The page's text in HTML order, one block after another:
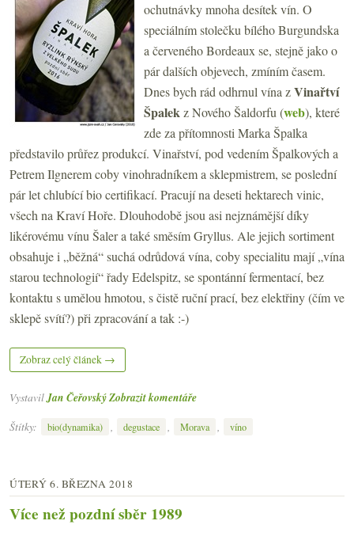
ochutnávky mnoha desítek vín. O
speciálním stolečku bílého Burgundska
a červeného Bordeaux se, stejně jako o
pár dalších objevech, zmíním časem.
Dnes bych rád odhrnul vína zVinařtví
Špalekz Nového Šaldorfu (web), které
zde za přítomnosti Marka Špalka
představilo průřez produkcí. Vinařství, pod vedením Špalkových a
Petrem Ilgnerem coby vinohradníkem a sklepmistrem, se poslední
pár let chlubící bio certifikací. Pracují na deseti hektarech vinic,
všech na Kraví Hoře. Dlouhodobě jsou asi nejznámější díky
likérovému vínu Šaler a také směsím Gryllus. Ale jejich sortiment
obsahuje i „běžná“ suchá odrůdová vína, coby specialitu mají „vína
starou technologií“ řady Edelspitz, se spontánní fermentací, bez
kontaktu s umělou hmotou, s čistě ruční prací, bez elektřiny (čím ve
sklepě svítí?) při zpracování a tak :-)
Zobraz celý článek →
VystavilJan ČeřovskýZobrazit komentáře
Štítky:
bio(dynamika) degustace Morava víno
ÚTERÝ 6. BŘEZNA 2018
Více než pozdní sběr 1989